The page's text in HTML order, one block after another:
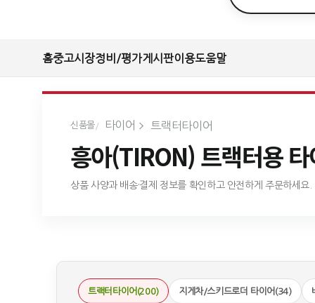
홈중고시장정비/평가게시판이용도움말
신품몰 타이어 트랙터타이어
흥아(TIRON) 트랙터용
상품 사양과 배송·결제 정보를 확인하고 안전하게 주문하세요.
트랙터타이어(200) 지게차/스키드로더 타이어(34)